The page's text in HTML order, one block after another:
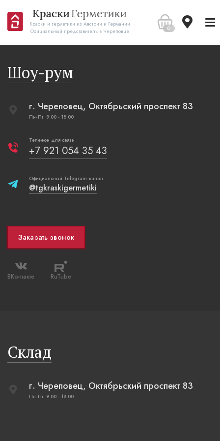
Краски и герметики из Австрии и Германии
Официальный представитель в Череповце
0
Шоу-рум
г. Череповец, Октябрьский проспект 83
Пн-Пт: 9:00 - 18:00
Телефон для связи
+7 921 054 35 43
Официальный Telegram-канал
@tgkraskigermetiki
Заказать звонок
ВКонтакте RuTube
Склад
г. Череповец, Октябрьский проспект 83
Пн-Пт: 9:00 - 18:00